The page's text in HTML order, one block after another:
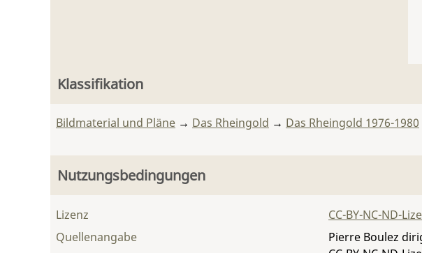
Klassifikation
Bildmaterial und Pläne → Das Rheingold → Das Rheingold 1976-1980
Nutzungsbedingungen
Lizenz
CC-BY-NC-ND-
Quellenangabe
Pierre Boulez